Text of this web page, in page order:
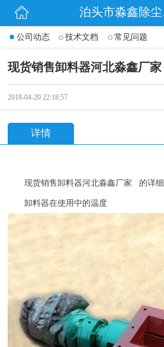
公司动态 技术文档 常见问题
现货销售卸料器河北淼鑫厂家
2018-04-20 22:18:57
详情
现货销售卸料器河北淼鑫厂家 的详
卸料器在使用中的温度